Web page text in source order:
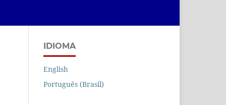
IDIOMA
English
Português (Brasil)